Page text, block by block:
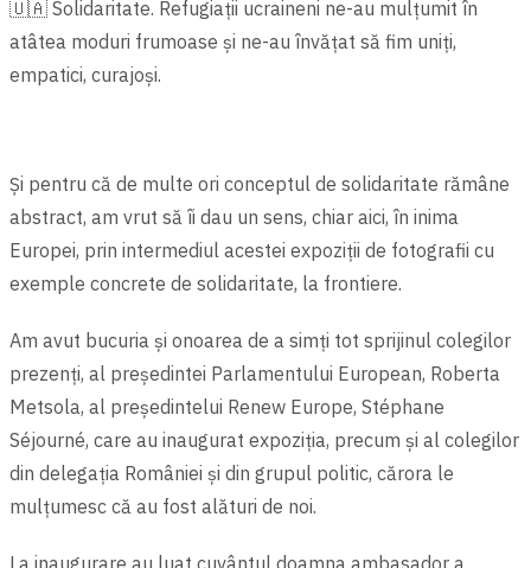
🇺🇦 Solidaritate. Refugiații ucraineni ne-au mulțumit în
atâtea moduri frumoase și ne-au învățat să fim uniți,
empatici, curajoși.
Și pentru că de multe ori conceptul de solidaritate rămâne
abstract, am vrut să îi dau un sens, chiar aici, în inima
Europei, prin intermediul acestei expoziții de fotografii cu
exemple concrete de solidaritate, la frontiere.
Am avut bucuria și onoarea de a simți tot sprijinul colegilor
prezenți, al președintei Parlamentului European, Roberta
Metsola, al președintelui Renew Europe, Stéphane
Séjourné, care au inaugurat expoziția, precum și al colegilor
din delegația României şi din grupul politic, cărora le
mulțumesc că au fost alături de noi.